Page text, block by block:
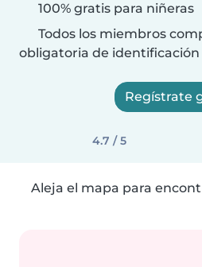
100% gratis para niñeras
Todos los miembros
obligatoria de identificación
Regístrate
4.7 / 5
Aleja el mapa para